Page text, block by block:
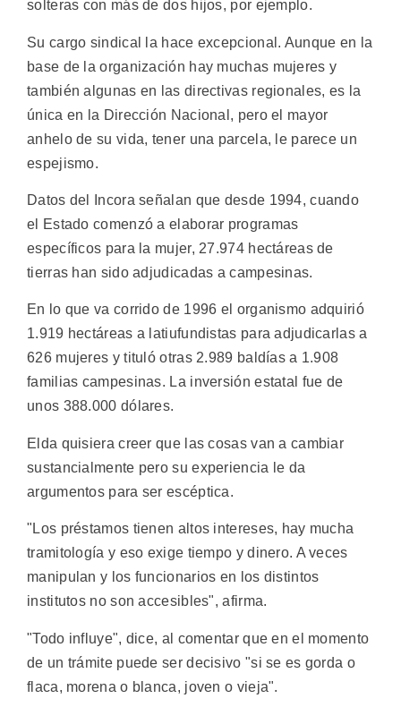
solteras con más de dos hijos, por ejemplo.
Su cargo sindical la hace excepcional. Aunque en la
base de la organización hay muchas mujeres y
también algunas en las directivas regionales, es la
única en la Dirección Nacional, pero el mayor
anhelo de su vida, tener una parcela, le parece un
espejismo.
Datos del Incora señalan que desde 1994, cuando
el Estado comenzó a elaborar programas
específicos para la mujer, 27.974 hectáreas de
tierras han sido adjudicadas a campesinas.
En lo que va corrido de 1996 el organismo adquirió
1.919 hectáreas a latiufundistas para adjudicarlas a
626 mujeres y tituló otras 2.989 baldías a 1.908
familias campesinas. La inversión estatal fue de
unos 388.000 dólares.
Elda quisiera creer que las cosas van a cambiar
sustancialmente pero su experiencia le da
argumentos para ser escéptica.
"Los préstamos tienen altos intereses, hay mucha
tramitología y eso exige tiempo y dinero. A veces
manipulan y los funcionarios en los distintos
institutos no son accesibles", afirma.
"Todo influye", dice, al comentar que en el momento
de un trámite puede ser decisivo "si se es gorda o
flaca, morena o blanca, joven o vieja".